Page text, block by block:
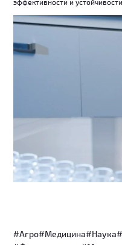
эффективности и
#Агро#Медицина#Наука